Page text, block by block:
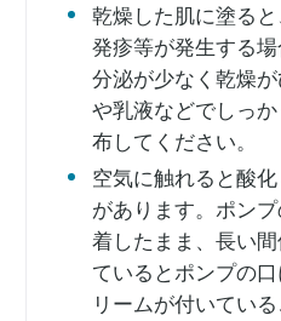
乾燥した肌に塗ると
発疹等が発生する
分泌が少なく乾燥
や乳液などでしっ
布してください。
空気に触れると酸
があります。ポン
着したまま、長い
ているとポンプの
リームが付いてい